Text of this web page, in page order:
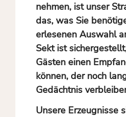
nehmen, ist unser
das, was Sie
erlesenen Auswahl
Sekt ist
Gästen einen
können, der noch
Gedächtnis
Unsere Erzeugnisse